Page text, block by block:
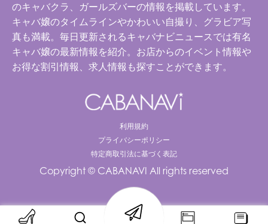
のキャバクラ、ガールズバーの情報を掲載しています。
キャバ嬢のタイムラインやかわいい自撮り、グラビア写
真も満載。毎日更新されるキャバナビニュースでは有名
キャバ嬢の最新情報を紹介。お店からのイベント情報や
お得な割引情報、求人情報も探すことができます。
利用規約
プライバシーポリシー
特定商取引法に基づく表記
Copyright © CABANAVI All rights reserved